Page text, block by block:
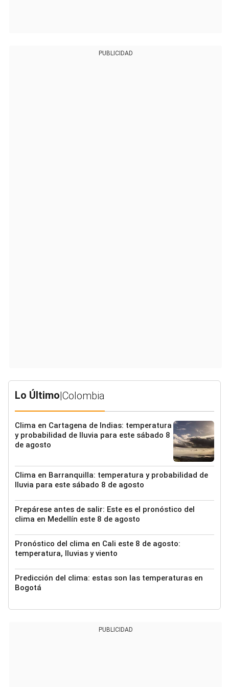
PUBLICIDAD
Lo Último Colombia
Clima en Cartagena de Indias: temperatura
y probabilidad de lluvia para este sábado 8
de agosto
Clima en Barranquilla: temperatura y probabilidad de
lluvia para este sábado 8 de agosto
Prepárese antes de salir: Este es el pronóstico del
clima en Medellín este 8 de agosto
Pronóstico del clima en Cali este 8 de agosto:
temperatura, lluvias y viento
Predicción del clima: estas son las temperaturas en
Bogotá
PUBLICIDAD